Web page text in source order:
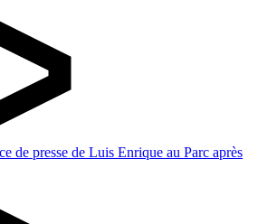
de presse de Luis Enrique au Parc après